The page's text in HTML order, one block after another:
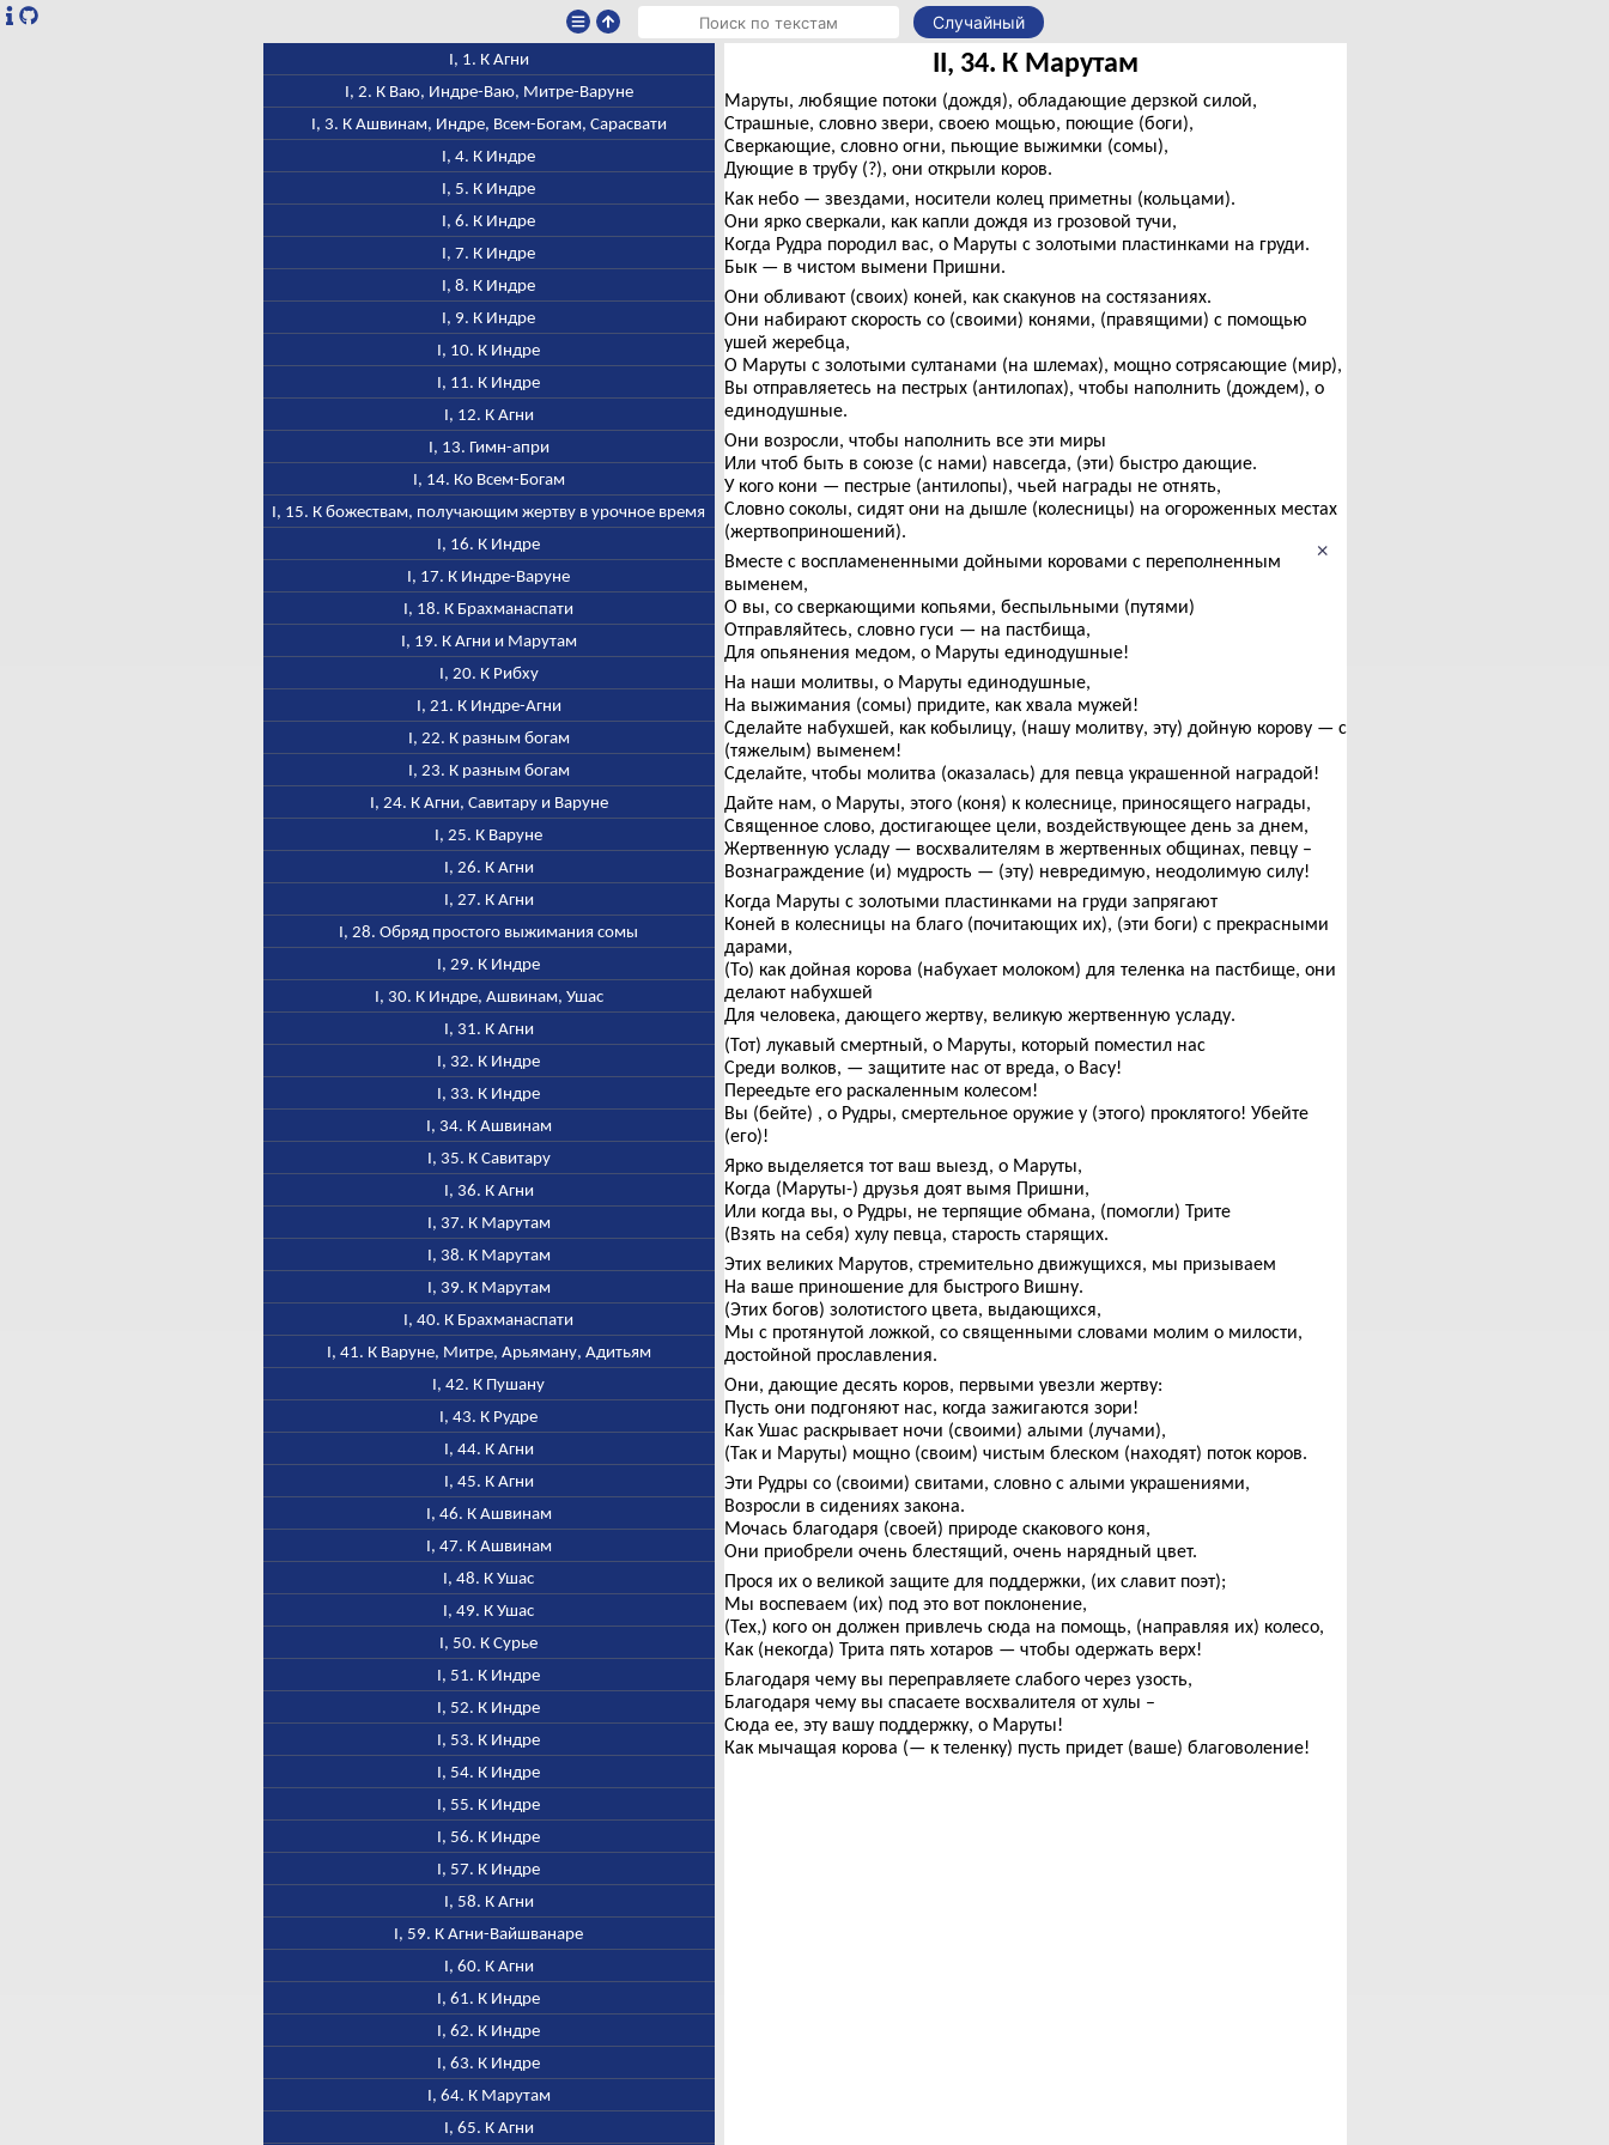
Случайный
I, 1. К Агни
I, 2. К Ваю, Индре-Ваю, Митре-Варуне
I, 3. К Ашвинам, Индре, Всем-Богам, Сарасвати
I, 4. К Индре
I, 5. К Индре
I, 6. К Индре
I, 7. К Индре
I, 8. К Индре
I, 9. К Индре
I, 10. К Индре
I, 11. К Индре
I, 12. К Агни
I, 13. Гимн-апри
I, 14. Ко Всем-Богам
I, 15. К божествам, получающим жертву в урочное время
I, 16. К Индре
I, 17. К Индре-Варуне
I, 18. К Брахманаспати
I, 19. К Агни и Марутам
I, 20. К Рибху
I, 21. К Индре-Агни
I, 22. К разным богам
I, 23. К разным богам
I, 24. К Агни, Савитару и Варуне
I, 25. К Варуне
I, 26. К Агни
I, 27. К Агни
I, 28. Обряд простого выжимания сомы
I, 29. К Индре
I, 30. К Индре, Ашвинам, Ушас
I, 31. К Агни
I, 32. К Индре
I, 33. К Индре
I, 34. К Ашвинам
I, 35. К Савитару
I, 36. К Агни
I, 37. К Марутам
I, 38. К Марутам
I, 39. К Марутам
I, 40. К Брахманаспати
I, 41. К Варуне, Митре, Арьяману, Адитьям
I, 42. К Пушану
I, 43. К Рудре
I, 44. К Агни
I, 45. К Агни
I, 46. К Ашвинам
I, 47. К Ашвинам
I, 48. К Ушас
I, 49. К Ушас
I, 50. К Сурье
I, 51. К Индре
I, 52. К Индре
I, 53. К Индре
I, 54. К Индре
I, 55. К Индре
I, 56. К Индре
I, 57. К Индре
I, 58. К Агни
I, 59. К Агни-Вайшванаре
I, 60. К Агни
I, 61. К Индре
I, 62. К Индре
I, 63. К Индре
I, 64. К Марутам
I, 65. К Агни
×
II, 34. К Марутам
Маруты, любящие потоки (дождя), обладающие дерзкой силой,
Страшные, словно звери, своею мощью, поющие (боги),
Сверкающие, словно огни, пьющие выжимки (сомы),
Дующие в трубу (?), они открыли коров.
Как небо — звездами, носители колец приметны (кольцами).
Они ярко сверкали, как капли дождя из грозовой тучи,
Когда Рудра породил вас, о Маруты с золотыми пластинками на груди.
Бык — в чистом вымени Пришни.
Они обливают (своих) коней, как скакунов на состязаниях.
Они набирают скорость со (своими) конями, (правящими) с помощью
ушей жеребца,
О Маруты с золотыми султанами (на шлемах), мощно сотрясающие (мир),
Вы отправляетесь на пестрых (антилопах), чтобы наполнить (дождем), о
единодушные.
Они возросли, чтобы наполнить все эти миры
Или чтоб быть в союзе (с нами) навсегда, (эти) быстро дающие.
У кого кони — пестрые (антилопы), чьей награды не отнять,
Словно соколы, сидят они на дышле (колесницы) на огороженных местах
(жертвоприношений).
Вместе с воспламененными дойными коровами с переполненным
выменем,
О вы, со сверкающими копьями, беспыльными (путями)
Отправляйтесь, словно гуси — на пастбища,
Для опьянения медом, о Маруты единодушные!
На наши молитвы, о Маруты единодушные,
На выжимания (сомы) придите, как хвала мужей!
Сделайте набухшей, как кобылицу, (нашу молитву, эту) дойную корову — с
(тяжелым) выменем!
Сделайте, чтобы молитва (оказалась) для певца украшенной наградой!
Дайте нам, о Маруты, этого (коня) к колеснице, приносящего награды,
Священное слово, достигающее цели, воздействующее день за днем,
Жертвенную усладу — восхвалителям в жертвенных общинах, певцу –
Вознаграждение (и) мудрость — (эту) невредимую, неодолимую силу!
Когда Маруты с золотыми пластинками на груди запрягают
Коней в колесницы на благо (почитающих их), (эти боги) с прекрасными
дарами,
(То) как дойная корова (набухает молоком) для теленка на пастбище, они
делают набухшей
Для человека, дающего жертву, великую жертвенную усладу.
(Тот) лукавый смертный, о Маруты, который поместил нас
Среди волков, — защитите нас от вреда, о Васу!
Переедьте его раскаленным колесом!
Вы (бейте) , о Рудры, смертельное оружие у (этого) проклятого! Убейте
(его)!
Ярко выделяется тот ваш выезд, о Маруты,
Когда (Маруты-) друзья доят вымя Пришни,
Или когда вы, о Рудры, не терпящие обмана, (помогли) Трите
(Взять на себя) хулу певца, старость старящих.
Этих великих Марутов, стремительно движущихся, мы призываем
На ваше приношение для быстрого Вишну.
(Этих богов) золотистого цвета, выдающихся,
Мы с протянутой ложкой, со священными словами молим о милости,
достойной прославления.
Они, дающие десять коров, первыми увезли жертву:
Пусть они подгоняют нас, когда зажигаются зори!
Как Ушас раскрывает ночи (своими) алыми (лучами),
(Так и Маруты) мощно (своим) чистым блеском (находят) поток коров.
Эти Рудры со (своими) свитами, словно с алыми украшениями,
Возросли в сидениях закона.
Мочась благодаря (своей) природе скакового коня,
Они приобрели очень блестящий, очень нарядный цвет.
Прося их о великой защите для поддержки, (их славит поэт);
Мы воспеваем (их) под это вот поклонение,
(Тех,) кого он должен привлечь сюда на помощь, (направляя их) колесо,
Как (некогда) Трита пять хотаров — чтобы одержать верх!
Благодаря чему вы переправляете слабого через узость,
Благодаря чему вы спасаете восхвалителя от хулы –
Сюда ее, эту вашу поддержку, о Маруты!
Как мычащая корова (— к теленку) пусть придет (ваше) благоволение!